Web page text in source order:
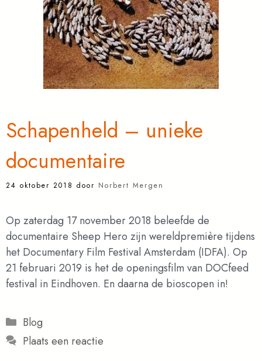
Schapenheld – unieke
documentaire
24 oktober 2018 door Norbert Mergen
Op zaterdag 17 november 2018 beleefde de
documentaire Sheep Hero zijn wereldpremière tijdens
het Documentary Film Festival Amsterdam (IDFA). Op
21 februari 2019 is het de openingsfilm van DOCfeed
festival in Eindhoven. En daarna de bioscopen in!
Categorieën
Blog
Plaats een reactie